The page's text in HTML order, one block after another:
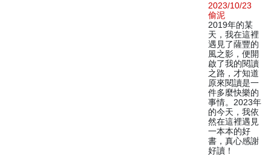
2023/10/23
偷泥
2019年的某
天，我在這裡
遇見了薩豐的
風之影，便開
啟了我的閱讀
之路，才知道
原來閱讀是一
件多麼快樂的
事情。2023年
的今天，我依
然在這裡遇見
一本本的好
書，真心感謝
好讀！